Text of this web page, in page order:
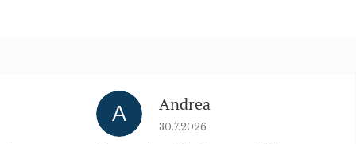
je 5 z 5 hvězdiček.
A Andrea
Hodnocení obchodu je 5 z 5
30.7.2026